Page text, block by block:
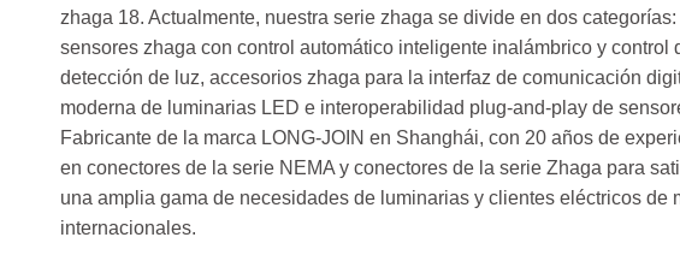
zhaga 18. Actualmente, nuestra serie zhaga se divide en dos categorías:
sensores zhaga con control automático inteligente inalámbrico y control
detección de luz, accesorios zhaga para la interfaz de comunicación
moderna de luminarias LED e interoperabilidad plug-and-play de
Fabricante de la marca LONG-JOIN en Shanghái, con 20 años de
en conectores de la serie NEMA y conectores de la serie Zhaga para
una amplia gama de necesidades de luminarias y clientes eléctricos de
internacionales.